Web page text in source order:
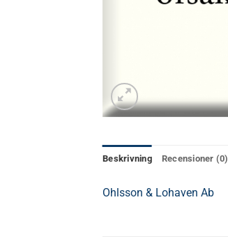
Beskrivning Recensioner (0)
Ohlsson & Lohaven Ab